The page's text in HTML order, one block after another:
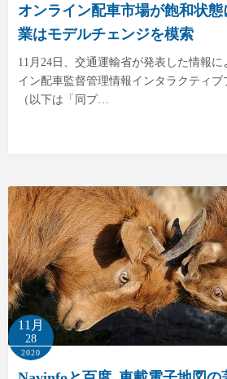
オンライン配車市場が飽和状
業はモデルチェンジを模索
11月24日、交通運輸省が発表した情報
イン配車監督管理情報インタラクティブ
（以下は「同プ…
11月
28
2020